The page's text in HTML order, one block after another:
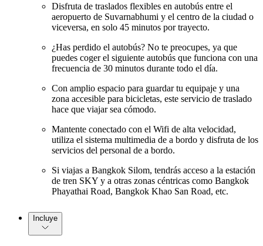
Disfruta de traslados flexibles en autobús entre el
aeropuerto de Suvarnabhumi y el centro de la ciudad o
viceversa, en solo 45 minutos por trayecto.
¿Has perdido el autobús? No te preocupes, ya que
puedes coger el siguiente autobús que funciona con una
frecuencia de 30 minutos durante todo el día.
Con amplio espacio para guardar tu equipaje y una
zona accesible para bicicletas, este servicio de traslado
hace que viajar sea cómodo.
Mantente conectado con el Wifi de alta velocidad,
utiliza el sistema multimedia de a bordo y disfruta de los
servicios del personal de a bordo.
Si viajas a Bangkok Silom, tendrás acceso a la estación
de tren SKY y a otras zonas céntricas como Bangkok
Phayathai Road, Bangkok Khao San Road, etc.
Incluye